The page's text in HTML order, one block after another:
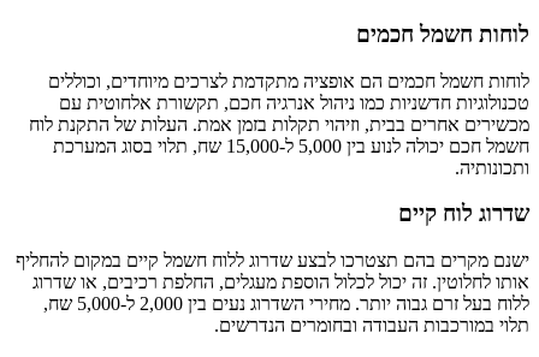
לוחות חשמל חכמים
לוחות חשמל חכמים הם אופציה מתקדמת לצרכים מיוחדים, וכוללים
טכנולוגיות חדשניות כמו ניהול אנרגיה חכם, תקשורת אלחוטית עם
מכשירים אחרים בבית, וזיהוי תקלות בזמן אמת. העלות של התקנת לוח
חשמל חכם יכולה לנוע בין 5,000 ל-15,000 שח, תלוי בסוג המערכת
ותכונותיה.
שדרוג לוח קיים
ישנם מקרים בהם תצטרכו לבצע שדרוג ללוח חשמל קיים במקום להחליף
אותו לחלוטין. זה יכול לכלול הוספת מעגלים, החלפת רכיבים, או שדרוג
ללוח בעל זרם גבוה יותר. מחירי השדרוג נעים בין 2,000 ל-5,000 שח,
תלוי במורכבות העבודה ובחומרים הנדרשים.